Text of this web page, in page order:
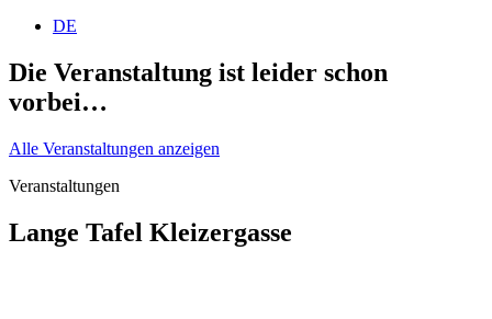
DE
Die Veranstaltung ist leider schon
vorbei…
Alle Veranstaltungen anzeigen
Veranstaltungen
Lange Tafel Kleizergasse